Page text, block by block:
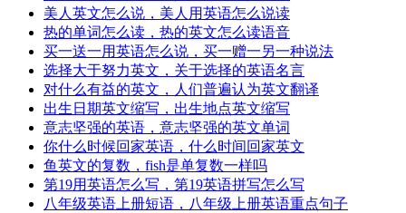
美人英文怎么说，美人用英语怎么说读
热的单词怎么读，热的英文怎么读语音
买一送一用英语怎么说，买一赠一另一种说法
选择大于努力英文，关于选择的英语名言
对什么有益的英文，人们普遍认为英文翻译
出生日期英文缩写，出生地点英文缩写
意志坚强的英语，意志坚强的英文单词
你什么时候回家英语，什么时间回家英文
鱼英文的复数，fish是单复数一样吗
第19用英语怎么写，第19英语拼写怎么写
八年级英语上册短语，八年级上册英语重点句子